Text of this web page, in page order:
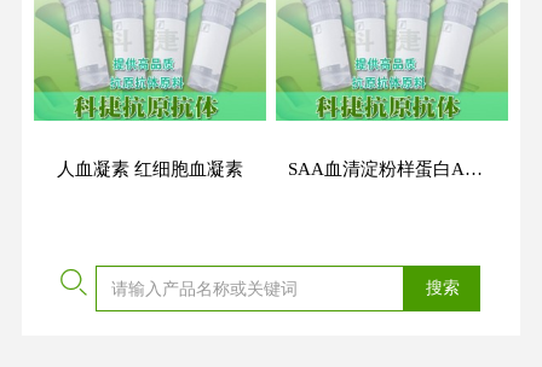
人血凝素 红细胞血凝素 SAA血清淀粉样蛋白A抗原 血清淀粉样蛋白A抗原 SAA抗原